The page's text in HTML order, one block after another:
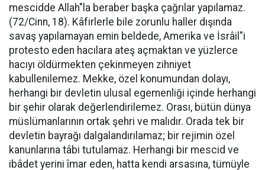
mescidde Allah"la beraber başka çağrılar yapılamaz.
(72/Cinn, 18). Kâfirlerle bile zorunlu haller dışında
savaş yapılamayan emin beldede, Amerika ve İsrâil"i
protesto eden hacılara ateş açmaktan ve yüzlerce
hacıyı öldürmekten çekinmeyen zihniyet
kabullenilemez. Mekke, özel konumundan dolayı,
herhangi bir devletin ulusal egemenliği içinde herhangi
bir şehir olarak değerlendirilemez. Orası, bütün dünya
müslümanlarının ortak şehri ve malıdır. Orada tek bir
devletin bayrağı dalgalandırılamaz; bir rejimin özel
kanunlarına tâbi tutulamaz. Herhangi bir mescid ve
ibâdet yerini îmar eden, hatta kendi arsasına, tümüyle